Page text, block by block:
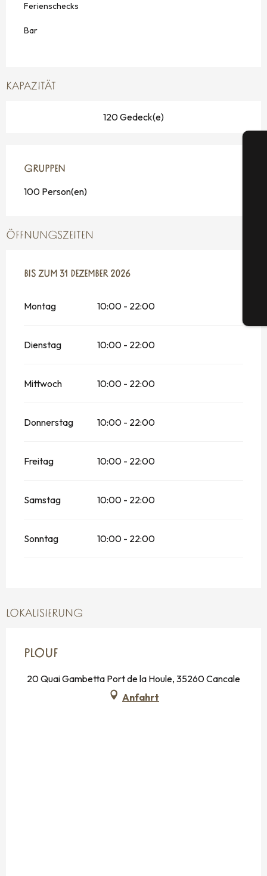
Ferienschecks
Bar
KAPAZITÄT
120 Gedeck(e)
GRUPPEN
GRUPPEN
100 Person(en)
ÖFFNUNGSZEITEN
VOM2 JANUAR 2026BIS ZUM
BIS ZUM 31 DEZEMBER 2026
Montag 10:00 - 22:00
Dienstag 10:00 - 22:00
Mittwoch 10:00 - 22:00
Donnerstag 10:00 - 22:00
Freitag 10:00 - 22:00
Samstag 10:00 - 22:00
Sonntag 10:00 - 22:00
LOKALISIERUNG
PLOUF
20 Quai Gambetta Port de la Houle, 35260 Cancale
Anfahrt